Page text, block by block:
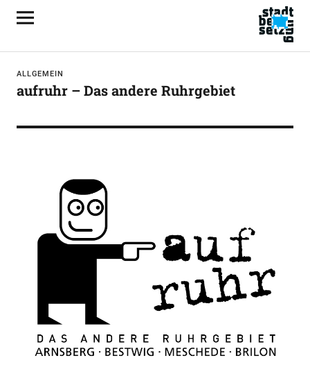
ALLGEMEIN
aufruhr – Das andere Ruhrgebiet